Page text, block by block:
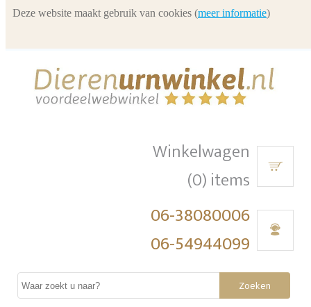
Winkelwagen
(0) items
06-38080006
06-54944099
Zoeken
Deze website maakt gebruik van cookies (meer informatie)